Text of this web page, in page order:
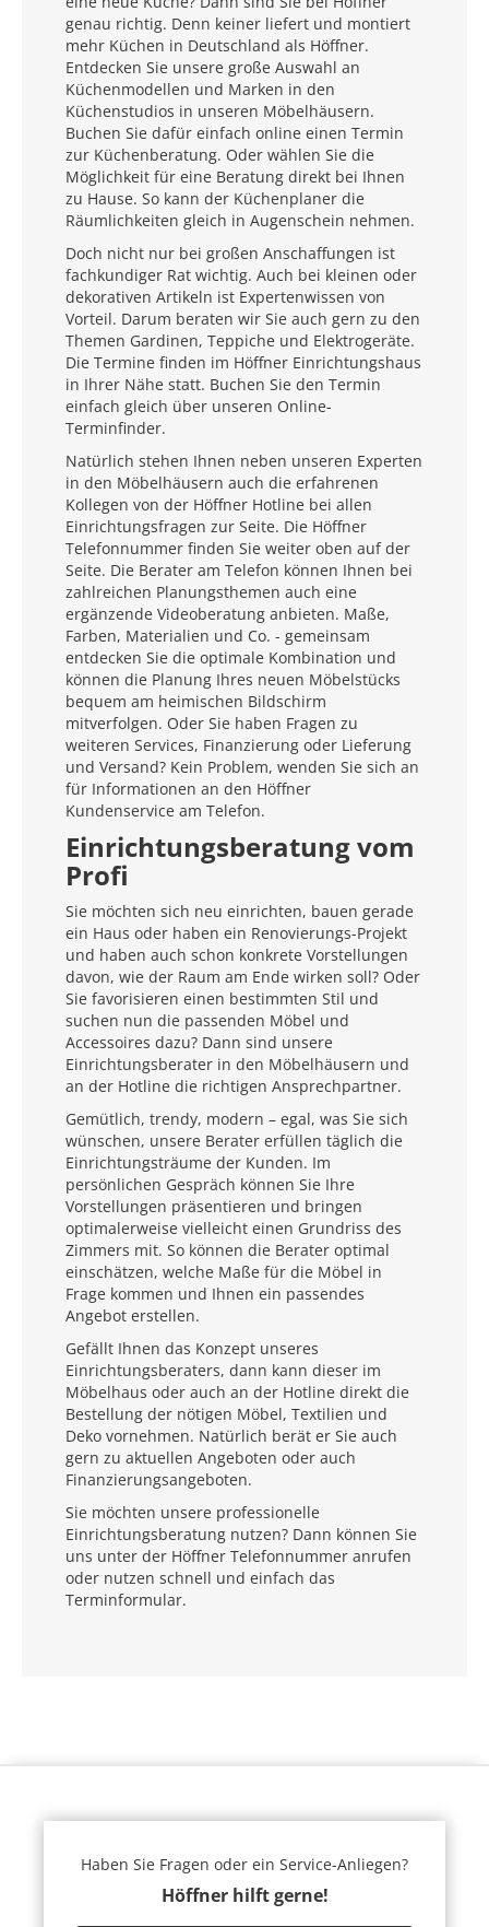
genau richtig. Denn keiner liefert und montiert
mehr Küchen in Deutschland als Höffner.
Entdecken Sie unsere große Auswahl an
Küchenmodellen und Marken in den
Küchenstudios in unseren Möbelhäusern.
Buchen Sie dafür einfach online einen Termin
zur Küchenberatung. Oder wählen Sie die
Möglichkeit für eine Beratung direkt bei Ihnen
zu Hause. So kann der Küchenplaner die
Räumlichkeiten gleich in Augenschein nehmen.
Doch nicht nur bei großen Anschaffungen ist
fachkundiger Rat wichtig. Auch bei kleinen oder
dekorativen Artikeln ist Expertenwissen von
Vorteil. Darum beraten wir Sie auch gern zu den
Themen Gardinen, Teppiche und Elektrogeräte.
Die Termine finden im Höffner Einrichtungshaus
in Ihrer Nähe statt. Buchen Sie den Termin
einfach gleich über unseren Online-
Terminfinder.
Natürlich stehen Ihnen neben unseren Experten
in den Möbelhäusern auch die erfahrenen
Kollegen von der Höffner Hotline bei allen
Einrichtungsfragen zur Seite. Die Höffner
Telefonnummer finden Sie weiter oben auf der
Seite. Die Berater am Telefon können Ihnen bei
zahlreichen Planungsthemen auch eine
ergänzende Videoberatung anbieten. Maße,
Farben, Materialien und Co. - gemeinsam
entdecken Sie die optimale Kombination und
können die Planung Ihres neuen Möbelstücks
bequem am heimischen Bildschirm
mitverfolgen. Oder Sie haben Fragen zu
weiteren Services, Finanzierung oder Lieferung
und Versand? Kein Problem, wenden Sie sich an
für Informationen an den Höffner
Kundenservice am Telefon.
Einrichtungsberatung vom
Profi
Sie möchten sich neu einrichten, bauen gerade
ein Haus oder haben ein Renovierungs-Projekt
und haben auch schon konkrete Vorstellungen
davon, wie der Raum am Ende wirken soll? Oder
Sie favorisieren einen bestimmten Stil und
suchen nun die passenden Möbel und
Accessoires dazu? Dann sind unsere
Einrichtungsberater in den Möbelhäusern und
an der Hotline die richtigen Ansprechpartner.
Gemütlich, trendy, modern – egal, was Sie sich
wünschen, unsere Berater erfüllen täglich die
Einrichtungsträume der Kunden. Im
persönlichen Gespräch können Sie Ihre
Vorstellungen präsentieren und bringen
optimalerweise vielleicht einen Grundriss des
Zimmers mit. So können die Berater optimal
einschätzen, welche Maße für die Möbel in
Frage kommen und Ihnen ein passendes
Angebot erstellen.
Gefällt Ihnen das Konzept unseres
Einrichtungsberaters, dann kann dieser im
Möbelhaus oder auch an der Hotline direkt die
Bestellung der nötigen Möbel, Textilien und
Deko vornehmen. Natürlich berät er Sie auch
gern zu aktuellen Angeboten oder auch
Finanzierungsangeboten.
Sie möchten unsere professionelle
Einrichtungsberatung nutzen? Dann können Sie
uns unter der Höffner Telefonnummer anrufen
oder nutzen schnell und einfach das
Terminformular.
Haben Sie Fragen oder ein Service-Anliegen?
Höffner hilft gerne!